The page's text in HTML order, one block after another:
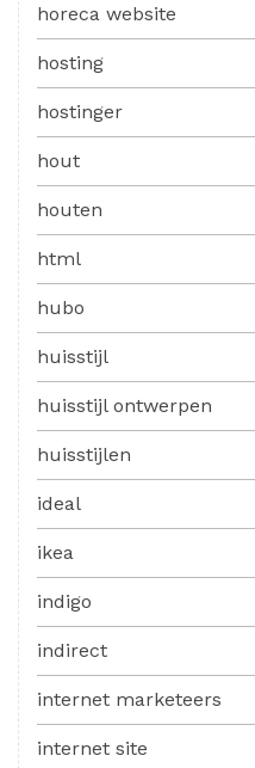
horeca website
hosting
hostinger
hout
houten
html
hubo
huisstijl
huisstijl ontwerpen
huisstijlen
ideal
ikea
indigo
indirect
internet marketeers
internet site